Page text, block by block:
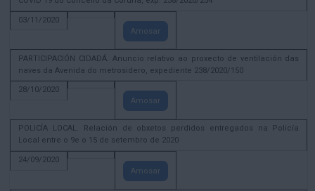
03/11/2020
Amosar
PARTICIPACIÓN CIDADÁ. Anuncio relativo ao proxecto de ventilación das
naves da Avenida do metrosidero, expediente 238/2020/150
28/10/2020
Amosar
POLICÍA LOCAL. Relación de obxetos perdidos entregados na Policía
Local entre o 9e o 15 de setembro de 2020
24/09/2020
Amosar